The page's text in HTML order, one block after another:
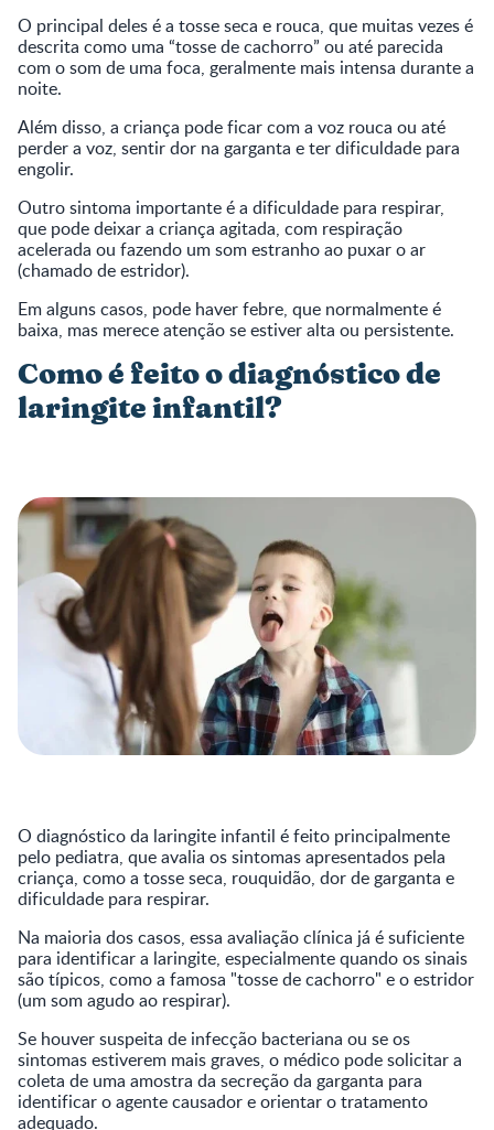
O principal deles é a tosse seca e rouca, que muitas vezes é
descrita como uma “tosse de cachorro” ou até parecida
com o som de uma foca, geralmente mais intensa durante a
noite.
Além disso, a criança pode ficar com a voz rouca ou até
perder a voz, sentir dor na garganta e ter dificuldade para
engolir.
Outro sintoma importante é a dificuldade para respirar,
que pode deixar a criança agitada, com respiração
acelerada ou fazendo um som estranho ao puxar o ar
(chamado de estridor).
Em alguns casos, pode haver febre, que normalmente é
baixa, mas merece atenção se estiver alta ou persistente.
Como é feito o diagnóstico de
laringite infantil?
O diagnóstico da laringite infantil é feito principalmente
pelo pediatra, que avalia os sintomas apresentados pela
criança, como a tosse seca, rouquidão, dor de garganta e
dificuldade para respirar.
Na maioria dos casos, essa avaliação clínica já é suficiente
para identificar a laringite, especialmente quando os sinais
são típicos, como a famosa "tosse de cachorro" e o estridor
(um som agudo ao respirar).
Se houver suspeita de infecção bacteriana ou se os
sintomas estiverem mais graves, o médico pode solicitar a
coleta de uma amostra da secreção da garganta para
identificar o agente causador e orientar o tratamento
adequado.